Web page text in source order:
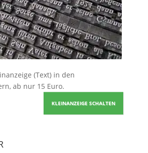
(Text) in den
ab nur 15 Euro.
KLEINANZEIGE SCHALTEN